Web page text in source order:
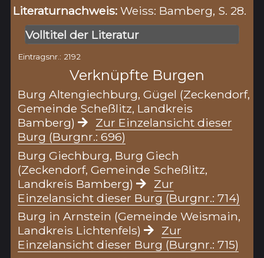
Literaturnachweis:Weiss: Bamberg, S. 28.
Volltitel der Literatur
Eintragsnr.: 2192
Verknüpfte Burgen
Burg Altengiechburg, Gügel (Zeckendorf,
Gemeinde Scheßlitz, Landkreis
Bamberg)
Zur Einzelansicht dieser
Burg (Burgnr.: 696)
Burg Giechburg, Burg Giech
(Zeckendorf, Gemeinde Scheßlitz,
Landkreis Bamberg)
Zur
Einzelansicht dieser Burg (Burgnr.: 714)
Burg in Arnstein (Gemeinde Weismain,
Landkreis Lichtenfels)
Zur
Einzelansicht dieser Burg (Burgnr.: 715)